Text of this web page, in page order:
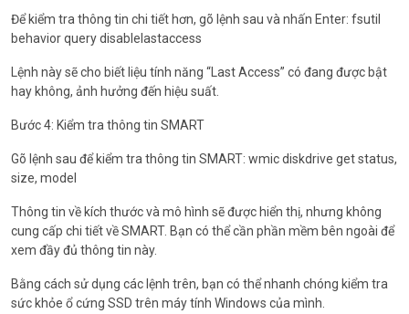
Để kiểm tra thông tin chi tiết hơn, gõ lệnh sau và nhấn Enter: fsutil
behavior query disablelastaccess
Lệnh này sẽ cho biết liệu tính năng “Last Access” có đang được bật
hay không, ảnh hưởng đến hiệu suất.
Bước 4: Kiểm tra thông tin SMART
Gõ lệnh sau để kiểm tra thông tin SMART: wmic diskdrive get status,
size, model
Thông tin về kích thước và mô hình sẽ được hiển thị, nhưng không
cung cấp chi tiết về SMART. Bạn có thể cần phần mềm bên ngoài để
xem đầy đủ thông tin này.
Bằng cách sử dụng các lệnh trên, bạn có thể nhanh chóng kiểm tra
sức khỏe ổ cứng SSD trên máy tính Windows của mình.